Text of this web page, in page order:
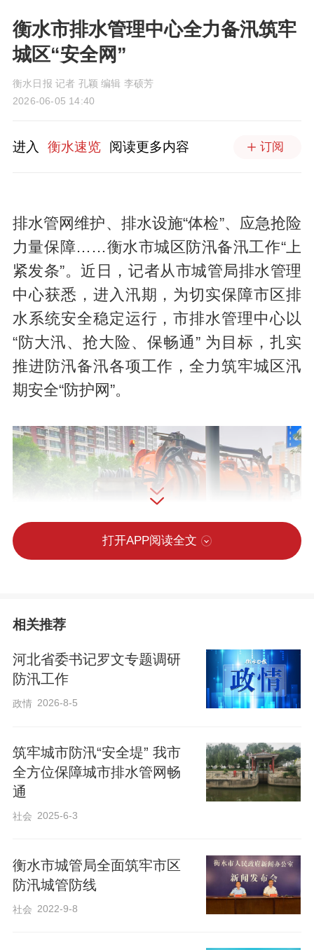
衡水市排水管理中心全力备汛筑牢
城区“安全网”
衡水日报 记者 孔颖 编辑 李硕芳
2026-06-05 14:40
进入 衡水速览 阅读更多内容 订阅
排水管网维护、排水设施“体检”、应急抢险
力量保障……衡水市城区防汛备汛工作“上
紧发条”。近日，记者从市城管局排水管理
中心获悉，进入汛期，为切实保障市区排
水系统安全稳定运行，市排水管理中心以
“防大汛、抢大险、保畅通” 为目标，扎实
推进防汛备汛各项工作，全力筑牢城区汛
期安全“防护网”。
打开APP阅读全文
相关推荐
河北省委书记罗文专题调研
防汛工作
政情 2026-8-5
筑牢城市防汛“安全堤” 我市
全方位保障城市排水管网畅
通
社会 2025-6-3
衡水市城管局全面筑牢市区
防汛城管防线
社会 2022-9-8